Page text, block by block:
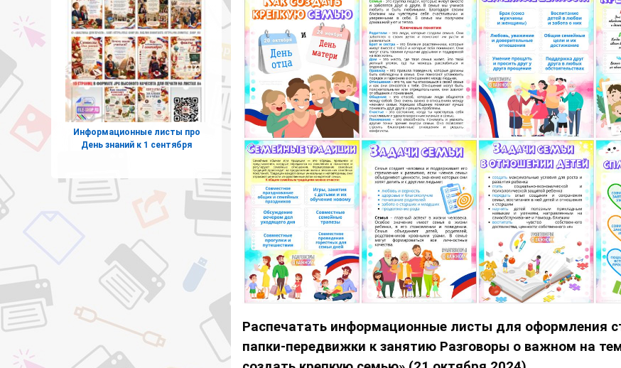
Распечатать информационные листы для оформления
папки-передвижки к занятию Разговоры о важном на
Информационные листы про
День знаний к 1 сентября